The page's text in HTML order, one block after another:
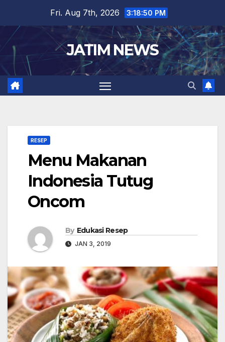
content
Fri. Aug 7th, 2026 3:18:50 PM
JATIM NEWS
RESEP
Menu Makanan
Indonesia Tutug
Oncom
By Edukasi Resep
JAN 3, 2019